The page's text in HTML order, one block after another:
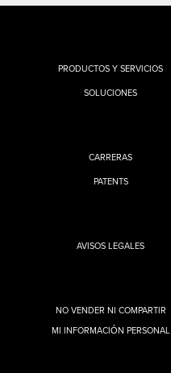
PRODUCTOS Y SERVICIOS
SOLUCIONES
CARRERAS
PATENTS
AVISOS LEGALES
NO VENDER NI COMPARTIR
MI INFORMACIÓN PERSONAL